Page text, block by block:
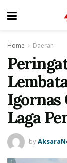
Home Daerah
Igornas
Laga
by